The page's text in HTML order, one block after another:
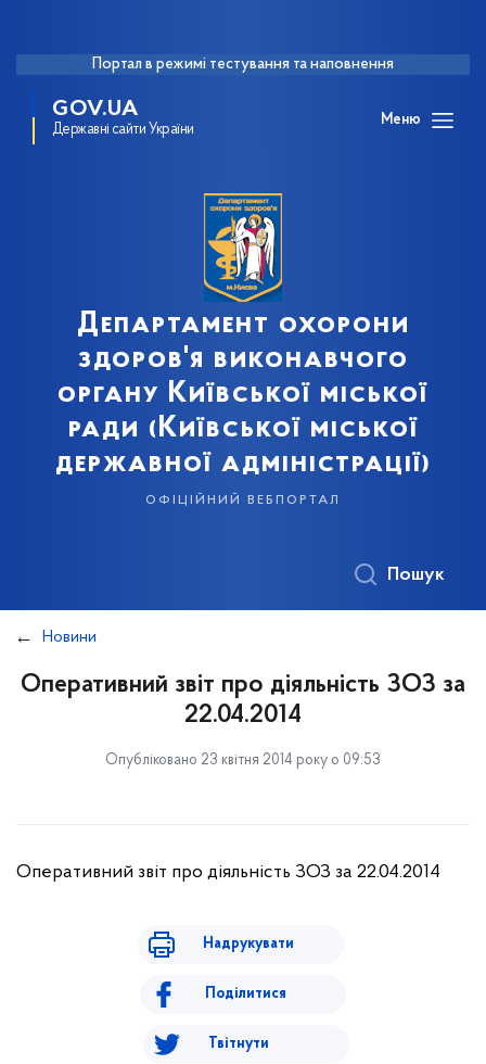
Портал в режимі тестування та наповнення
GOV.UA
Державні сайти України
Меню
Департамент охорони
здоров'я виконавчого
органу Київської міської
ради (Київської міської
державної адміністрації)
офіційний вебпортал
Пошук
Новини
Оперативний звіт про діяльність ЗОЗ за
22.04.2014
Опубліковано 23 квітня 2014 року о 09:53
Оперативний звіт про діяльність ЗОЗ за 22.04.2014
Надрукувати
Поділитися
Твітнути